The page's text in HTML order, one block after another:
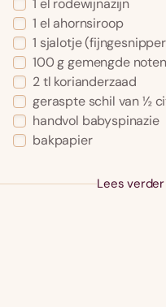
1 el rodewijnazijn
1 el ahornsiroop
1 sjalotje
100 g gemengde
2 tl korianderzaad
geraspte schil van ½
handvol babyspinazie
bakpapier
Lees